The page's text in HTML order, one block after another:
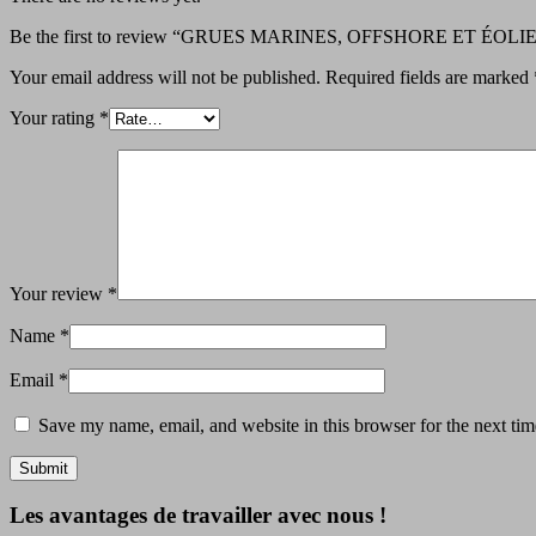
Be the first to review “GRUES MARINES, OFFSHORE ET
Your email address will not be published. Required fields are marked
Your rating *
Your review *
Name *
Email *
Save my name, email, and website in this browser for the next
Les avantages de travailler avec nous !